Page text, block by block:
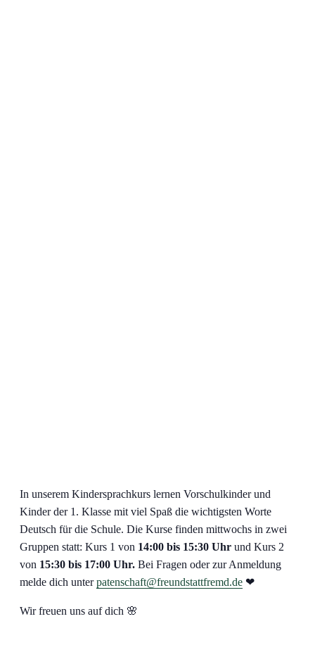
In unserem Kindersprachkurs lernen Vorschulkinder und
Kinder der 1. Klasse mit viel Spaß die wichtigsten Worte
Deutsch für die Schule. Die Kurse finden mittwochs in zwei
Gruppen statt: Kurs 1 von 14:00 bis 15:30 Uhr und Kurs 2
von 15:30 bis 17:00 Uhr. Bei Fragen oder zur Anmeldung
melde dich unterpatenschaft@freundstattfremd.de ❤
Wir freuen uns auf dich 🌸